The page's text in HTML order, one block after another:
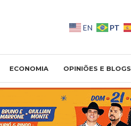
EN PT
ECONOMIA OPINIÕES E BLOGS